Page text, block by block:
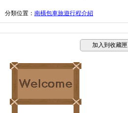
分類位置 ： 南橫包車旅遊行程介紹
加入到收藏匣